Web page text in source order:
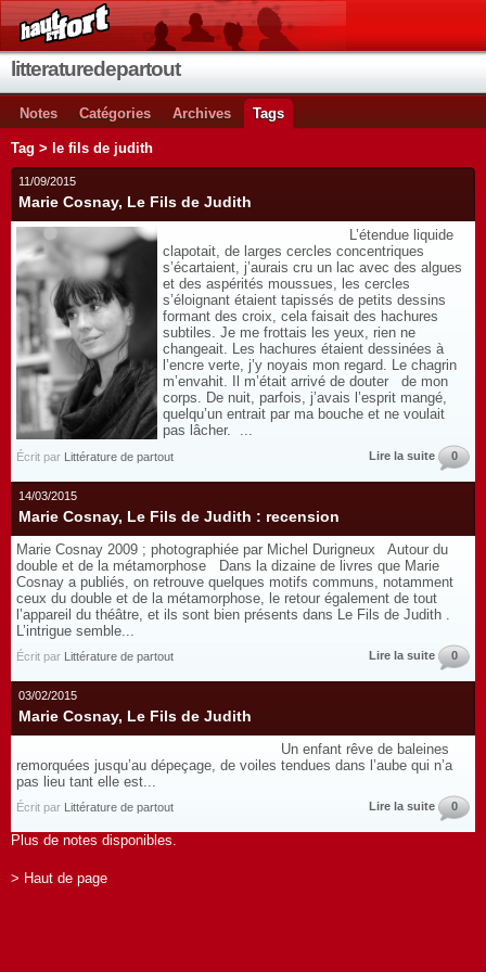
litteraturedepartout
Notes Catégories Archives Tags
Tag > le fils de judith
11/09/2015
Marie Cosnay, Le Fils de Judith
L’étendue liquide
clapotait, de larges cercles concentriques
s’écartaient, j’aurais cru un lac avec des algues
et des aspérités moussues, les cercles
s’éloignant étaient tapissés de petits dessins
formant des croix, cela faisait des hachures
subtiles. Je me frottais les yeux, rien ne
changeait. Les hachures étaient dessinées à
l’encre verte, j’y noyais mon regard. Le chagrin
m’envahit. Il m’était arrivé de douter de mon
corps. De nuit, parfois, j’avais l’esprit mangé,
quelqu’un entrait par ma bouche et ne voulait
pas lâcher. ...
Écrit par Littérature de partout Lire la suite 0
14/03/2015
Marie Cosnay, Le Fils de Judith : recension
Marie Cosnay 2009 ; photographiée par Michel Durigneux Autour du
double et de la métamorphose Dans la dizaine de livres que Marie
Cosnay a publiés, on retrouve quelques motifs communs, notamment
ceux du double et de la métamorphose, le retour également de tout
l’appareil du théâtre, et ils sont bien présents dans Le Fils de Judith .
L’intrigue semble...
Écrit par Littérature de partout Lire la suite 0
03/02/2015
Marie Cosnay, Le Fils de Judith
Un enfant rêve de baleines
remorquées jusqu’au dépeçage, de voiles tendues dans l’aube qui n’a
pas lieu tant elle est...
Écrit par Littérature de partout Lire la suite 0
Plus de notes disponibles.
> Haut de page